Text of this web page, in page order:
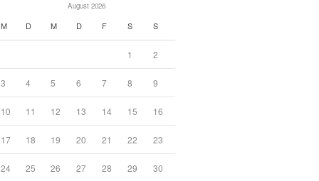
August 2026
M D M D F S S
1 2
3 4 5 6 7 8 9
10 11 12 13 14 15 16
17 18 19 20 21 22 23
24 25 26 27 28 29 30